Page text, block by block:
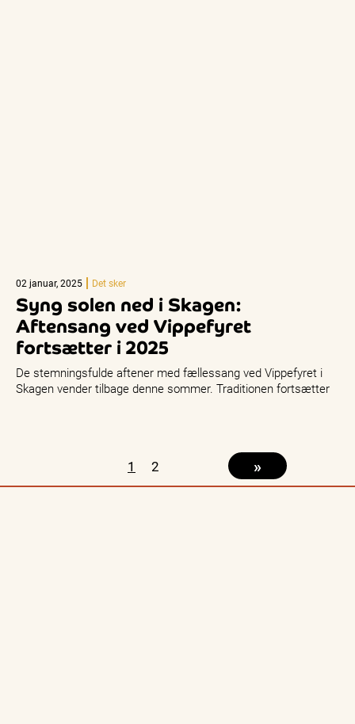
02 januar, 2025 Det sker
Syng solen ned i Skagen:
Aftensang ved Vippefyret
fortsætter i 2025
De stemningsfulde aftener med fællessang ved Vippefyret i
Skagen vender tilbage denne sommer. Traditionen fortsætter
1 2 »